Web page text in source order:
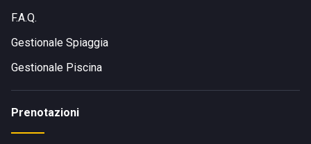
F.A.Q.
Gestionale Spiaggia
Gestionale Piscina
Prenotazioni